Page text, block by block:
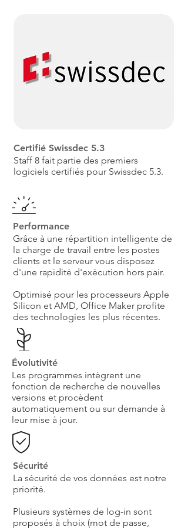
Certifié Swissdec 5.3
Staff 8 fait partie des premiers
logiciels certifiés pour Swissdec 5.3.
Performance
Grâce à une répartition intelligente de
la charge de travail entre les postes
clients et le serveur vous disposez
d'une rapidité d'exécution hors pair.
Optimisé pour les processeurs Apple
Silicon et AMD, Office Maker profite
des technologies les plus récentes.
Évolutivité
Les programmes intègrent une
fonction de recherche de nouvelles
versions et procèdent
automatiquement ou sur demande à
leur mise à jour.
Sécurité
La sécurité de vos données est notre
priorité.
Plusieurs systèmes de log-in sont
proposés à choix (mot de passe,